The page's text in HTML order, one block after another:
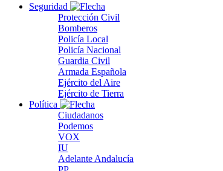
Seguridad
Protección Civil
Bomberos
Policía Local
Policía Nacional
Guardia Civil
Armada Española
Ejército del Aire
Ejército de Tierra
Política
Ciudadanos
Podemos
VOX
IU
Adelante Andalucía